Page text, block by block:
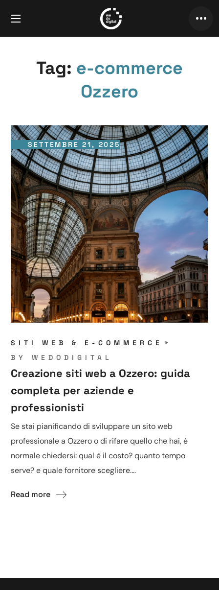
Tag: e-commerce
Ozzero
SETTEMBRE 21, 2025
SITI WEB & E-COMMERCE
BYWEDODIGITAL
Creazione siti web a Ozzero: guida
completa per aziende e
professionisti
Se stai pianificando di sviluppare un sito web
professionale a Ozzero o di rifare quello che hai, è
normale chiedersi: qual è il costo? quanto tempo
serve? e quale fornitore scegliere....
Read more